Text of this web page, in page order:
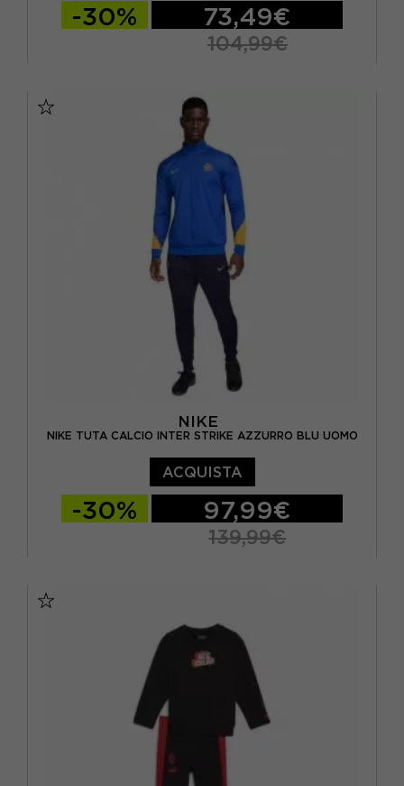
-30% 73,49€
104,99€
NIKE
NIKE TUTA CALCIO INTER STRIKE AZZURRO BLU UOMO
ACQUISTA
-30% 97,99€
139,99€